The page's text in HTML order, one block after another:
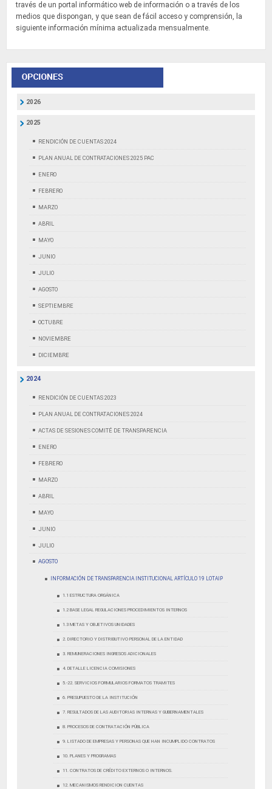
través de un portal informático web de información o a través de los
medios que dispongan, y que sean de fácil acceso y comprensión, la
siguiente información mínima actualizada mensualmente.
2026
2025
RENDICIÓN DE CUENTAS 2024
PLAN ANUAL DE CONTRATACIONES 2025 PAC
ENERO
FEBRERO
MARZO
ABRIL
MAYO
JUNIO
JULIO
AGOSTO
SEPTIEMBRE
OCTUBRE
NOVIEMBRE
DICIEMBRE
2024
RENDICIÓN DE CUENTAS 2023
PLAN ANUAL DE CONTRATACIONES 2024
ACTAS DE SESIONES COMITÉ DE TRANSPARENCIA
ENERO
FEBRERO
MARZO
ABRIL
MAYO
JUNIO
JULIO
AGOSTO
INFORMACIÓN DE TRANSPARENCIA INSTITUCIONAL ARTÍCULO 19 LOTAIP
1.1 ESTRUCTURA ORGÁNICA
1.2 BASE LEGAL REGULACIONES PROCEDIMIENTOS INTERNOS
1.3 METAS Y OBJETIVOS UNIDADES
2. DIRECTORIO Y DISTRIBUTIVO PERSONAL DE LA ENTIDAD
3. REMUNERACIONES INGRESOS ADICIONALES
4. DETALLE LICENCIA COMISIONES
5.-22. SERVICIOS FORMULARIOS FORMATOS TRAMITES
6. PRESUPUESTO DE LA INSTITUCIÓN
7. RESULTADOS DE LAS AUDITORIAS INTERNAS Y GUBERNAMENTALES
8. PROCESOS DE CONTRATACIÓN PÚBLICA
9. LISTADO DE EMPRESAS Y PERSONAS QUE HAN INCUMPLIDO CONTRATOS
10. PLANES Y PROGRAMAS
11. CONTRATOS DE CRÉDITO EXTERNOS O INTERNOS.
12. MECANISMOS RENDICION CUENTAS